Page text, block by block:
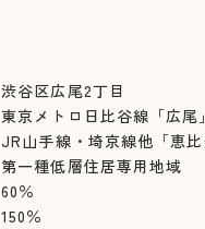
区広尾2丁目
ロ日比谷線「広尾」
埼京線他「恵比寿
種低層住居専用地域
％
％